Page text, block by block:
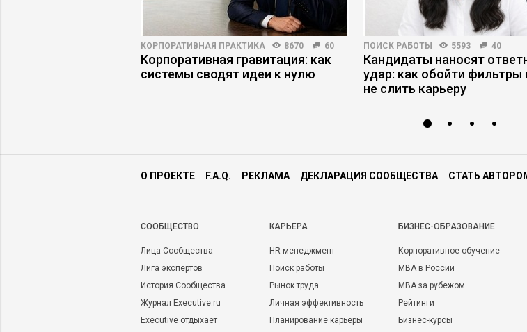
КОРПОРАТИВНАЯ ПРАКТИКА 8670 60
Корпоративная гравитация: как
системы сводят идеи к нулю
ПОИСК РАБОТЫ 5593 40
Кандидаты наносят
удар: как обойти фильтры
не слить карьеру
О ПРОЕКТЕ F.A.Q. РЕКЛАМА ДЕКЛАРАЦИЯ СООБЩЕСТВА СТАТЬ
CООБЩЕСТВО
Лица Сообщества
Лига экспертов
История Сообщества
Журнал Executive.ru
Executive отдыхает
КАРЬЕРА
HR-менеджмент
Поиск работы
Рынок труда
Личная эффективность
Планирование карьеры
БИЗНЕС-ОБРАЗОВАНИЕ
Корпоративное обучение
MBA в России
MBA за рубежом
Рейтинги
Бизнес-курсы